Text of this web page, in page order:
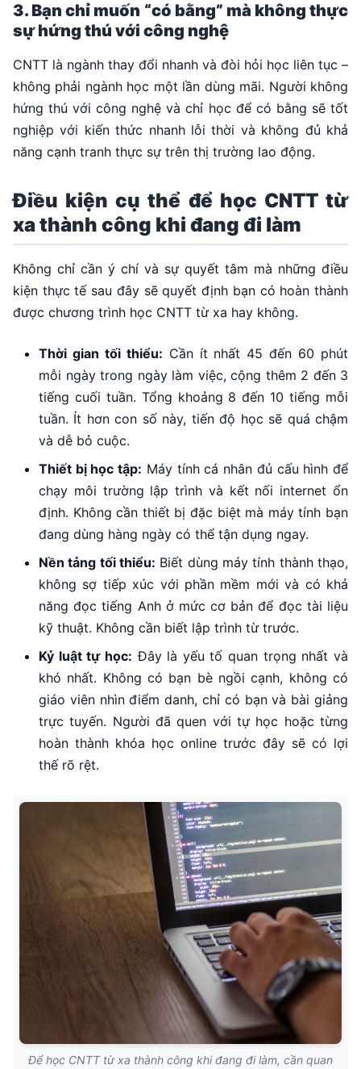
3. Bạn chỉ muốn “có bằng” mà không thực
sự hứng thú với công nghệ
CNTT là ngành thay đổi nhanh và đòi hỏi học liên tục –
không phải ngành học một lần dùng mãi. Người không
hứng thú với công nghệ và chỉ học để có bằng sẽ tốt
nghiệp với kiến thức nhanh lỗi thời và không đủ khả
năng cạnh tranh thực sự trên thị trường lao động.
Điều kiện cụ thể để học CNTT từ
xa thành công khi đang đi làm
Không chỉ cần ý chí và sự quyết tâm mà những điều
kiện thực tế sau đây sẽ quyết định bạn có hoàn thành
được chương trình học CNTT từ xa hay không.
Thời gian tối thiểu: Cần ít nhất 45 đến 60 phút
mỗi ngày trong ngày làm việc, cộng thêm 2 đến 3
tiếng cuối tuần. Tổng khoảng 8 đến 10 tiếng mỗi
tuần. Ít hơn con số này, tiến độ học sẽ quá chậm
và dễ bỏ cuộc.
Thiết bị học tập: Máy tính cá nhân đủ cấu hình để
chạy môi trường lập trình và kết nối internet ổn
định. Không cần thiết bị đặc biệt mà máy tính bạn
đang dùng hàng ngày có thể tận dụng ngay.
Nền tảng tối thiểu: Biết dùng máy tính thành thạo,
không sợ tiếp xúc với phần mềm mới và có khả
năng đọc tiếng Anh ở mức cơ bản để đọc tài liệu
kỹ thuật. Không cần biết lập trình từ trước.
Kỷ luật tự học: Đây là yếu tố quan trọng nhất và
khó nhất. Không có bạn bè ngồi cạnh, không có
giáo viên nhìn điểm danh, chỉ có bạn và bài giảng
trực tuyến. Người đã quen với tự học hoặc từng
hoàn thành khóa học online trước đây sẽ có lợi
thế rõ rệt.
Để học CNTT từ xa thành công khi đang đi làm, cần quan